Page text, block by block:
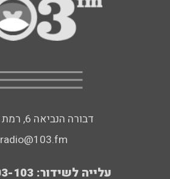
דבורה הנביאה 6, רמת השרון
radio@103.fm
עלייה לשידור: 0552-103-103